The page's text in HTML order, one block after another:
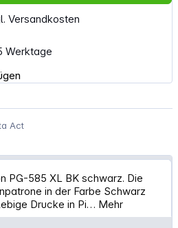
Versandkosten
Werktage
Act
PG-585 XL BK schwarz. Die
in der Farbe Schwarz
Drucke in Pi… Mehr